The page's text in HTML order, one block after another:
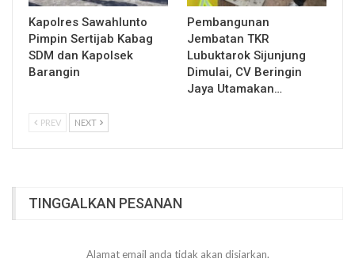
Kapolres Sawahlunto
Pimpin Sertijab Kabag
SDM dan Kapolsek
Barangin
Pembangunan
Jembatan TKR
Lubuktarok Sijunjung
Dimulai, CV Beringin
Jaya Utamakan…
PREV NEXT
TINGGALKAN PESANAN
Alamat email anda tidak akan disiarkan.